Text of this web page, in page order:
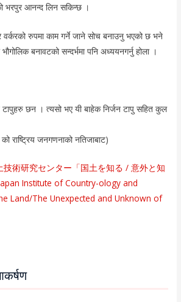
भरपुर आनन्द लिन सकिन्छ ।
वर्करको रुपमा काम गर्ने जाने सोच बनाउनु भएको छ भने
बनावटको सन्दर्भमा पनि अध्ययनगर्नु होला ।
टापुहरु छन । त्यसो भए यी बाहेक निर्जन टापु सहित कुल
राष्ट्रिय जनगणनाको नतिजाबाट)
術研究センター「国土を知る / 意外と知
Institute of Country-ology and
Land/The Unexpected and Unknown of